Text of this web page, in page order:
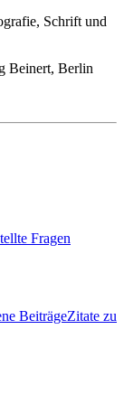
Schrift und
Beinert, Berlin
Fragen
BeiträgeZitate zu